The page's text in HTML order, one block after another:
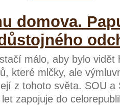
domova.
málo, aby bylo
které mlčky, ale
z tohoto světa. SOU
let zapojuje do